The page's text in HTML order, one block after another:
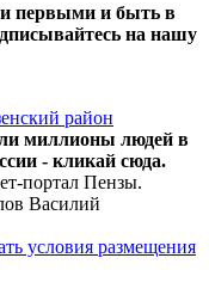
первыми и быть в
на нашу
район
миллионы людей в
- кликай сюда.
портал Пензы.
Василий
условия размещения